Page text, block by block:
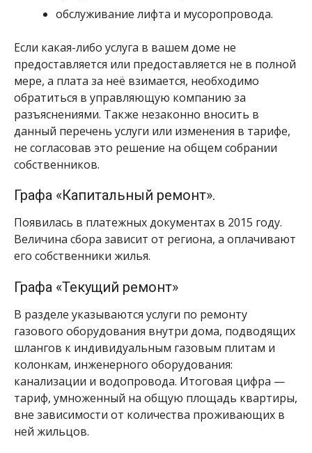
обслуживание лифта и мусоропровода.
Если какая-либо услуга в вашем доме не
предоставляется или предоставляется не в полной
мере, а плата за неё взимается, необходимо
обратиться в управляющую компанию за
разъяснениями. Также незаконно вносить в
данный перечень услуги или изменения в тарифе,
не согласовав это решение на общем собрании
собственников.
Графа «Капитальный ремонт».
Появилась в платежных документах в 2015 году.
Величина сбора зависит от региона, а оплачивают
его собственники жилья.
Графа «Текущий ремонт»
В разделе указываются услуги по ремонту
газового оборудования внутри дома, подводящих
шлангов к индивидуальным газовым плитам и
колонкам, инженерного оборудования:
канализации и водопровода. Итоговая цифра —
тариф, умноженный на общую площадь квартиры,
вне зависимости от количества проживающих в
ней жильцов.